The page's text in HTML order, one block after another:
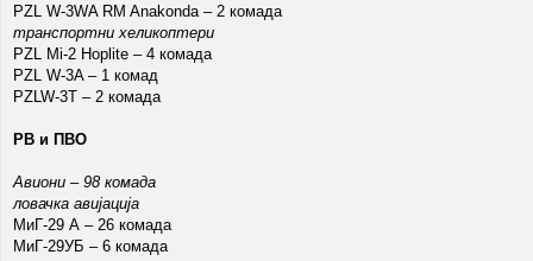
PZL W-3WA RM Anakonda – 2 комада
транспортни хеликоптери
PZL Mi-2 Hoplite – 4 комада
PZL W-3A – 1 комад
PZLW-3T – 2 комада
РВ и ПВО
Авиони – 98 комада
ловачка авијација
МиГ-29 А – 26 комада
МиГ-29УБ – 6 комада